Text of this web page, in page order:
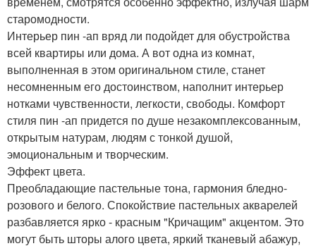
старомодности.
Интерьер пин -ап вряд ли подойдет для обустройства
всей квартиры или дома. А вот одна из комнат,
выполненная в этом оригинальном стиле, станет
несомненным его достоинством, наполнит интерьер
нотками чувственности, легкости, свободы. Комфорт
стиля пин -ап придется по душе незакомплексованным,
открытым натурам, людям с тонкой душой,
эмоциональным и творческим.
Эффект цвета.
Преобладающие пастельные тона, гармония бледно-
розового и белого. Спокойствие пастельных акварелей
разбавляется ярко - красным "Кричащим" акцентом. Это
могут быть шторы алого цвета, яркий тканевый абажур,